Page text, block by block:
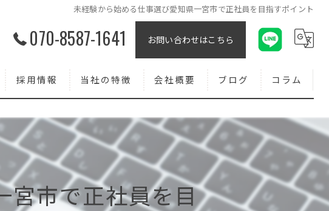
未経験から始める仕事選び愛知県一宮市で正社員を目指すポイント
070-8587-1641 お問い合わせはこちら
採用情報 当社の特徴
コンクリート
外壁
求人
転職
会社概要 ブログ コラム
宮市で正社員を目